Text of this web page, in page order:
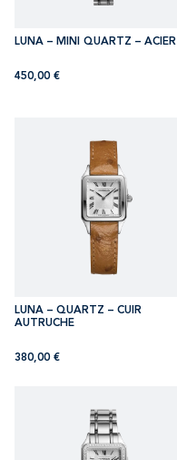
LUNA – MINI QUARTZ – ACIER
450,00 €
LUNA – QUARTZ – CUIR
AUTRUCHE
380,00 €